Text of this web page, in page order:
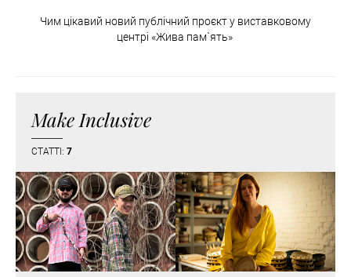
Чим цікавий новий публічний проєкт у виставковому
центрі «Жива пам`ять»
Make Inclusive
СТАТТІ: 7